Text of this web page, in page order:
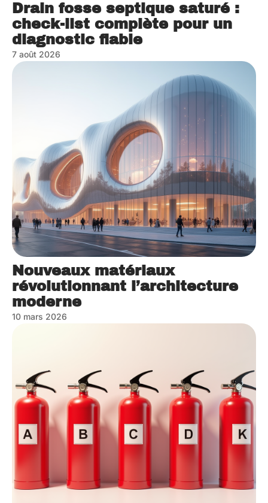
Drain fosse septique saturé :
check-list complète pour un
diagnostic fiable
7 août 2026
Nouveaux matériaux
révolutionnant l’architecture
moderne
10 mars 2026